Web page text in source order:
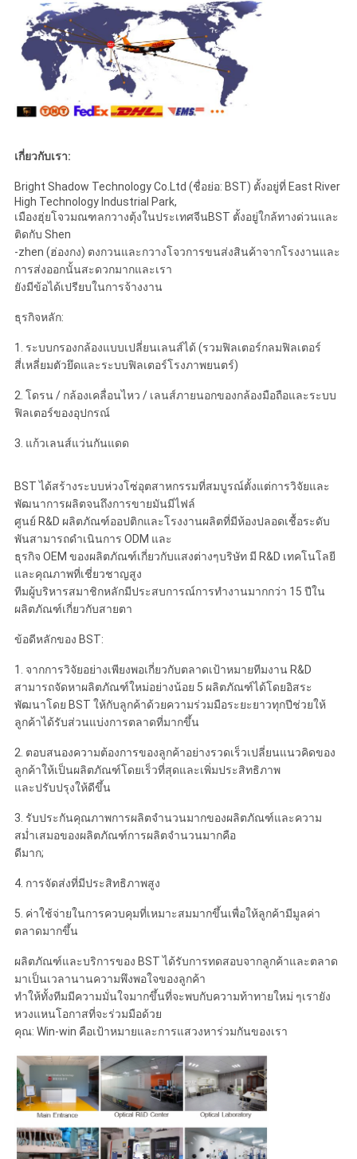
เกี่ยวกับเรา:
Bright Shadow Technology Co.Ltd (ชื่อย่อ: BST) ตั้งอยู่ที่ East River
High Technology Industrial Park,
เมืองฮุ่ยโจวมณฑลกวางตุ้งในประเทศจีนBST ตั้งอยู่ใกล้ทางด่วนและ
ติดกับ Shen
-zhen (ฮ่องกง) ตงกวนและกวางโจวการขนส่งสินค้าจากโรงงานและ
การส่งออกนั้นสะดวกมากและเรา
ยังมีข้อได้เปรียบในการจ้างงาน
ธุรกิจหลัก:
1. ระบบกรองกล้องแบบเปลี่ยนเลนส์ได้ (รวมฟิลเตอร์กลมฟิลเตอร์
สี่เหลี่ยมตัวยึดและระบบฟิลเตอร์โรงภาพยนตร์)
2. โดรน / กล้องเคลื่อนไหว / เลนส์ภายนอกของกล้องมือถือและระบบ
ฟิลเตอร์ของอุปกรณ์
3. แก้วเลนส์แว่นกันแดด
BST ได้สร้างระบบห่วงโซ่อุตสาหกรรมที่สมบูรณ์ตั้งแต่การวิจัยและ
พัฒนาการผลิตจนถึงการขายมันมีไฟล์
ศูนย์ R&D ผลิตภัณฑ์ออปติกและโรงงานผลิตที่มีห้องปลอดเชื้อระดับ
พันสามารถดำเนินการ ODM และ
ธุรกิจ OEM ของผลิตภัณฑ์เกี่ยวกับแสงต่างๆบริษัท มี R&D เทคโนโลยี
และคุณภาพที่เชี่ยวชาญสูง
ทีมผู้บริหารสมาชิกหลักมีประสบการณ์การทำงานมากกว่า 15 ปีใน
ผลิตภัณฑ์เกี่ยวกับสายตา
ข้อดีหลักของ BST:
1. จากการวิจัยอย่างเพียงพอเกี่ยวกับตลาดเป้าหมายทีมงาน R&D
สามารถจัดหาผลิตภัณฑ์ใหม่อย่างน้อย 5 ผลิตภัณฑ์ได้โดยอิสระ
พัฒนาโดย BST ให้กับลูกค้าด้วยความร่วมมือระยะยาวทุกปีช่วยให้
ลูกค้าได้รับส่วนแบ่งการตลาดที่มากขึ้น
2. ตอบสนองความต้องการของลูกค้าอย่างรวดเร็วเปลี่ยนแนวคิดของ
ลูกค้าให้เป็นผลิตภัณฑ์โดยเร็วที่สุดและเพิ่มประสิทธิภาพ
และปรับปรุงให้ดีขึ้น
3. รับประกันคุณภาพการผลิตจำนวนมากของผลิตภัณฑ์และความ
สม่ำเสมอของผลิตภัณฑ์การผลิตจำนวนมากคือ
ดีมาก;
4. การจัดส่งที่มีประสิทธิภาพสูง
5. ค่าใช้จ่ายในการควบคุมที่เหมาะสมมากขึ้นเพื่อให้ลูกค้ามีมูลค่า
ตลาดมากขึ้น
ผลิตภัณฑ์และบริการของ BST ได้รับการทดสอบจากลูกค้าและตลาด
มาเป็นเวลานานความพึงพอใจของลูกค้า
ทำให้ทั้งทีมมีความมั่นใจมากขึ้นที่จะพบกับความท้าทายใหม่ ๆเรายัง
หวงแหนโอกาสที่จะร่วมมือด้วย
คุณ: Win-win คือเป้าหมายและการแสวงหาร่วมกันของเรา